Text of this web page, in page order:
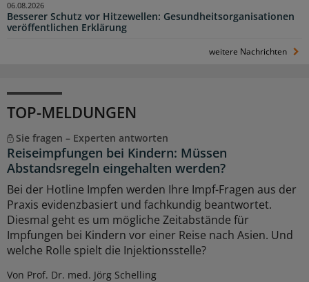
Besserer Schutz vor Hitzewellen: Gesundheitsorganisationen
veröffentlichen Erklärung
06.08.2026
weitere Nachrichten
TOP-MELDUNGEN
Sie fragen – Experten antworten
Reiseimpfungen bei Kindern: Müssen
Abstandsregeln eingehalten werden?
Bei der Hotline Impfen werden Ihre Impf-Fragen aus der
Praxis evidenzbasiert und fachkundig beantwortet.
Diesmal geht es um mögliche Zeitabstände für
Impfungen bei Kindern vor einer Reise nach Asien. Und
welche Rolle spielt die Injektionsstelle?
Von Prof. Dr. med. Jörg Schelling